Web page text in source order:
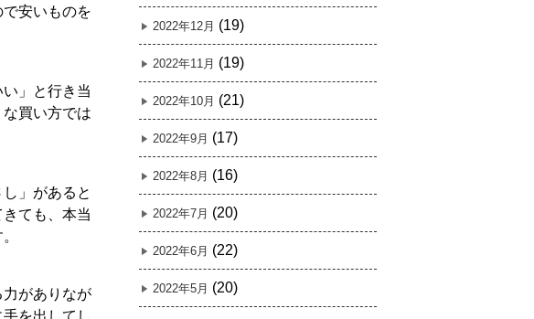
安いものを
」と行き当
買い方では
」があると
ても、本当
がありなが
を出してし
2022年12月 (19)
2022年11月 (19)
2022年10月 (21)
2022年9月 (17)
2022年8月 (16)
2022年7月 (20)
2022年6月 (22)
2022年5月 (20)